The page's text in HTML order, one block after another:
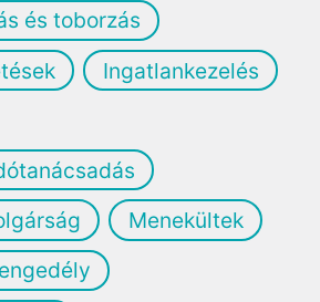
és toborzás
Ingatlankezelés
Menekültek